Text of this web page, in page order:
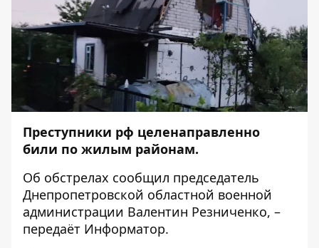
Преступники рф целенаправленно
били по жилым районам.
Об обстрелах сообщил председатель
Днепропетровской областной военной
администрации Валентин Резниченко, –
передаёт Информатор.